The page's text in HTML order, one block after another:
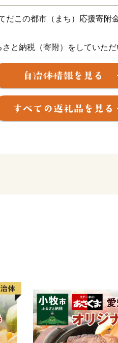
だこの都市（まち）応援寄附
と納税（寄附）をしていた
し上げております。
添市の魅力を感じていただけ
添市外在住の方に限らせてい